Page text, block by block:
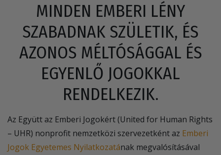
MINDEN EMBERI LÉNY
SZABADNAK SZÜLETIK, ÉS
AZONOS MÉLTÓSÁGGAL ÉS
EGYENLŐ JOGOKKAL
RENDELKEZIK.
Az Együtt az Emberi Jogokért (United for Human Rights
– UHR) nonprofit nemzetközi szervezetként az Emberi
Jogok Egyetemes Nyilatkozatának megvalósításával